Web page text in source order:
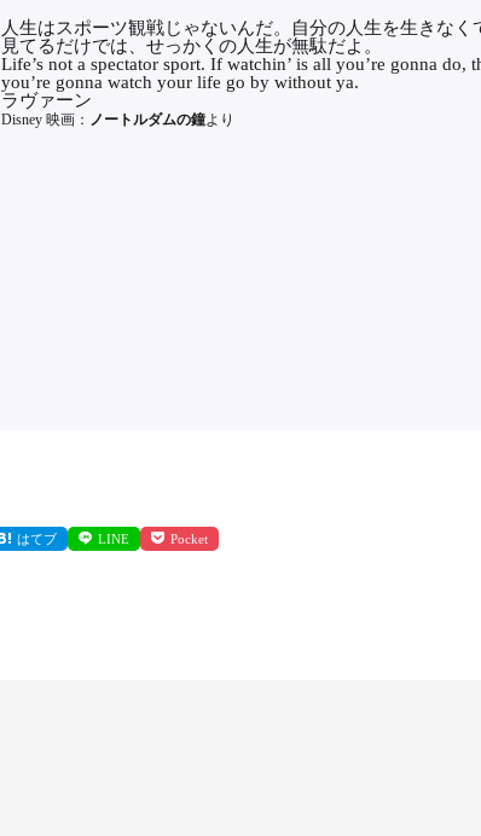
人生はスポーツ観戦じゃないんだ。自分の人生を生きなく
見てるだけでは、せっかくの人生が無駄だよ。
Life’s not a spectator sport. If watchin’ is all you’re gonna do,
you’re gonna watch your life go by without ya.
ラヴァーン
Disney 映画： ノートルダムの鐘より
はてブ LINE Pocket